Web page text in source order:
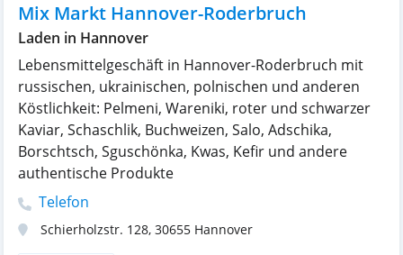
Mix Markt Hannover-Roderbruch
Laden in Hannover
Lebensmittelgeschäft in Hannover-Roderbruch mit
russischen, ukrainischen, polnischen und anderen
Köstlichkeit: Pelmeni, Wareniki, roter und schwarzer
Kaviar, Schaschlik, Buchweizen, Salo, Adschika,
Borschtsch, Sguschönka, Kwas, Kefir und andere
authentische Produkte
Telefon
Schierholzstr. 128, 30655 Hannover